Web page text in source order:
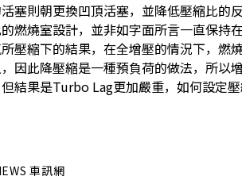
塞則朝更換凹頂活塞，並降低壓縮比的
燃燒室設計，並非如字面所言一直保持
壓縮下的結果，在全增壓的情況下，燃
因此降壓縮是一種預負荷的做法，所以
結果是Turbo Lag更加嚴重，如何設定
車訊網